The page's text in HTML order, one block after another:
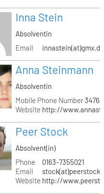
Inna Stein
Absolventin
Email
innastein(at)gmx.de
Anna Steinmann
Absolventin
Mobile Phone Number
Website http://
Peer Stock
Absolvent(in)
Phone
0163-7355021
Email
Website http://